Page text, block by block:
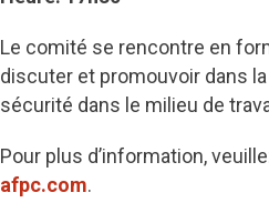
Le comité se rencontre en
discuter et promouvoir dans
sécurité dans le milieu de
Pour plus d’information,
afpc.com.